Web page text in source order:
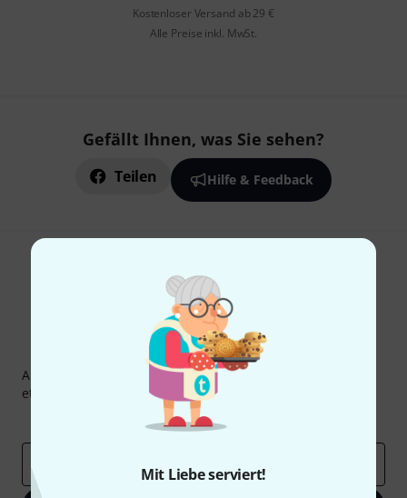
Mit Liebe serviert!
Kostenloser Versand ab 29 €
Alle Preise inkl. MwSt.
Gefällt Ihnen, was Sie sehen?
Teilen Hilfe & Feedback
Thomann Newsletter
Abonniere den Thomann Newsletter und gewinne mit
etwas Glück einen von
50 Gutscheinen
Inspirierende Beiträge
Deals